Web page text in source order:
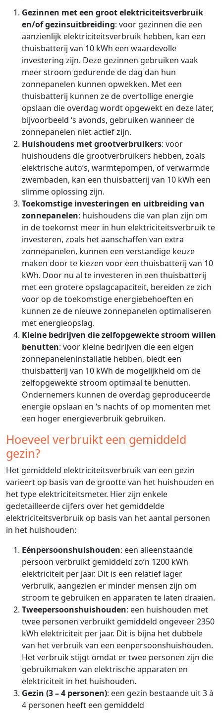
Gezinnen met een groot elektriciteitsverbruik
en/of gezinsuitbreiding: voor gezinnen die een
aanzienlijk elektriciteitsverbruik hebben, kan een
thuisbatterij van 10 kWh een waardevolle
investering zijn. Deze gezinnen gebruiken vaak
meer stroom gedurende de dag dan hun
zonnepanelen kunnen opwekken. Met een
thuisbatterij kunnen ze de overtollige energie
opslaan die overdag wordt opgewekt en deze later,
bijvoorbeeld ‘s avonds, gebruiken wanneer de
zonnepanelen niet actief zijn.
Huishoudens met grootverbruikers: voor
huishoudens die grootverbruikers hebben, zoals
elektrische auto’s, warmtepompen, of verwarmde
zwembaden, kan een thuisbatterij van 10 kWh een
slimme oplossing zijn.
Toekomstige investeringen en uitbreiding van
zonnepanelen: huishoudens die van plan zijn om
in de toekomst meer in hun elektriciteitsverbruik te
investeren, zoals het aanschaffen van extra
zonnepanelen, kunnen een verstandige keuze
maken door te kiezen voor een thuisbatterij van 10
kWh. Door nu al te investeren in een thuisbatterij
met een grotere opslagcapaciteit, bereiden ze zich
voor op de toekomstige energiebehoeften en
kunnen ze de nieuwe zonnepanelen optimaliseren
met energieopslag.
Kleine bedrijven die zelfopgewekte stroom willen
benutten: voor kleine bedrijven die een eigen
zonnepaneleninstallatie hebben, biedt een
thuisbatterij van 10 kWh de mogelijkheid om de
zelfopgewekte stroom optimaal te benutten.
Ondernemers kunnen de overdag geproduceerde
energie opslaan en ‘s nachts of op momenten met
een hoger energieverbruik gebruiken.
Hoeveel verbruikt een gemiddeld
gezin?
Het gemiddeld elektriciteitsverbruik van een gezin
varieert op basis van de grootte van het huishouden en
het type elektriciteitsmeter. Hier zijn enkele
gedetailleerde cijfers over het gemiddelde
elektriciteitsverbruik op basis van het aantal personen
in het huishouden:
Eénpersoonshuishouden: een alleenstaande
persoon verbruikt gemiddeld zo’n 1200 kWh
elektriciteit per jaar. Dit is een relatief lager
verbruik, aangezien er minder mensen zijn om
stroom te gebruiken en apparaten te laten draaien.
Tweepersoonshuishouden: een huishouden met
twee personen verbruikt gemiddeld ongeveer 2350
kWh elektriciteit per jaar. Dit is bijna het dubbele
van het verbruik van een eenpersoonshuishouden.
Het verbruik stijgt omdat er twee personen zijn die
gebruikmaken van elektrische apparaten en
elektriciteit in het huishouden.
Gezin (3 – 4 personen): een gezin bestaande uit 3 à
4 personen heeft een gemiddeld